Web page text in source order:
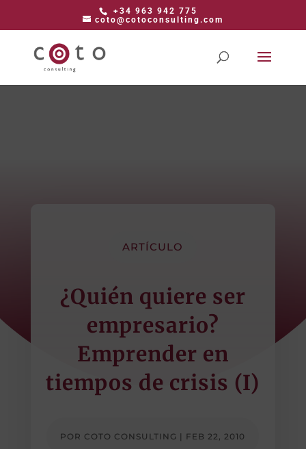
+34 963 942 775
coto@cotoconsulting.com
ARTÍCULO
¿Quién quiere ser
empresario?
Emprender en
tiempos de crisis (I)
POR COTO CONSULTING | FEB 22, 2010